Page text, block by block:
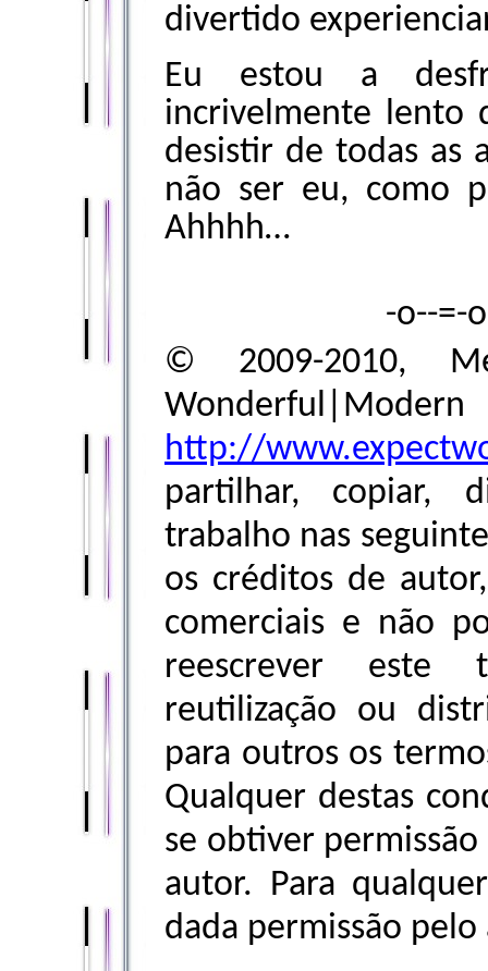
divertido
Eu estou a
incrivelmente lento
desistir de todas as
não ser eu, como
Ahhhh…
-o--=-
© 2009-2010,
http://
partilhar, copiar,
trabalho nas
os créditos de
comerciais e não
reescrever este
reutilização ou
para outros os
Qualquer destas
se obtiver
autor. Para
dada permissão pelo